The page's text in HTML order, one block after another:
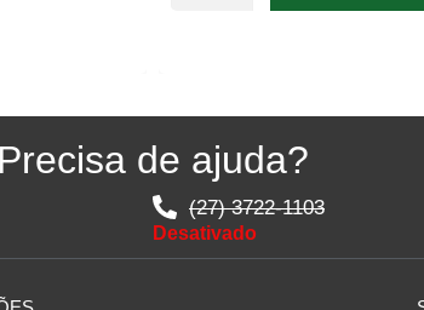
Precisa de ajuda?
(27) 3722-1103
Desativado